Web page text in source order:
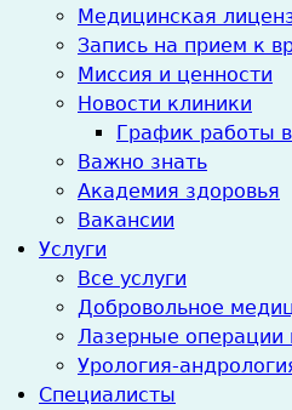
Медицинская
Запись на прием к
Миссия и ценности
Новости клиники
График работы
Важно знать
Академия здоровья
Вакансии
Услуги
Все услуги
Добровольное
Лазерные операции
Урология-
Специалисты